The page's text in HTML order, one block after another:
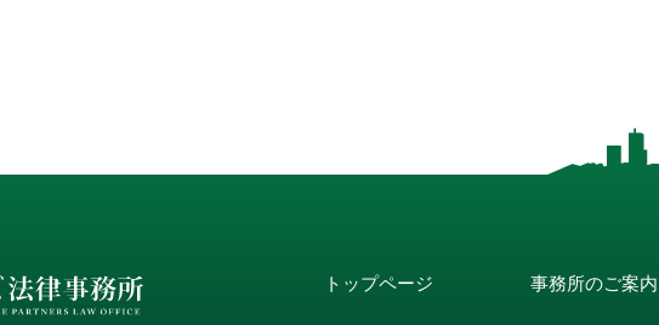
トップページ 事務所のご案内